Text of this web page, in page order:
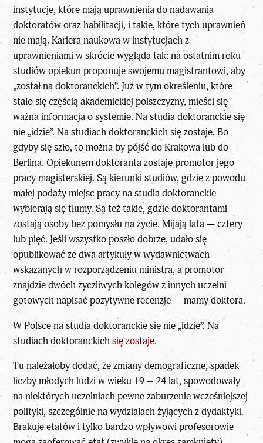
instytucje, które mają uprawnienia do nadawania
doktoratów oraz habilitacji, i takie, które tych uprawnień
nie mają. Kariera naukowa w instytucjach z
uprawnieniami w skrócie wygląda tak: na ostatnim roku
studiów opiekun proponuje swojemu magistrantowi, aby
„został na doktoranckich”. Już w tym określeniu, które
stało się częścią akademickiej polszczyzny, mieści się
ważna informacja o systemie. Na studia doktoranckie się
nie „idzie”. Na studiach doktoranckich się zostaje. Bo
gdyby się szło, to można by pójść do Krakowa lub do
Berlina. Opiekunem doktoranta zostaje promotor jego
pracy magisterskiej. Są kierunki studiów, gdzie z powodu
małej podaży miejsc pracy na studia doktoranckie
wybierają się tłumy. Są też takie, gdzie doktorantami
zostają osoby bez pomysłu na życie. Mijają lata — cztery
lub pięć. Jeśli wszystko poszło dobrze, udało się
opublikować ze dwa artykuły w wydawnictwach
wskazanych w rozporządzeniu ministra, a promotor
znajdzie dwóch życzliwych kolegów z innych uczelni
gotowych napisać pozytywne recenzje — mamy doktora.
W Polsce na studia doktoranckie się nie „idzie”. Na
studiach doktoranckichsię zostaje.
Tu należałoby dodać, że zmiany demograficzne, spadek
liczby młodych ludzi w wieku 19 – 24 lat, spowodowały
na niektórych uczelniach pewne zaburzenie wcześniejszej
polityki, szczególnie na wydziałach żyjących z dydaktyki.
Brakuje etatów i tylko bardzo wpływowi profesorowie